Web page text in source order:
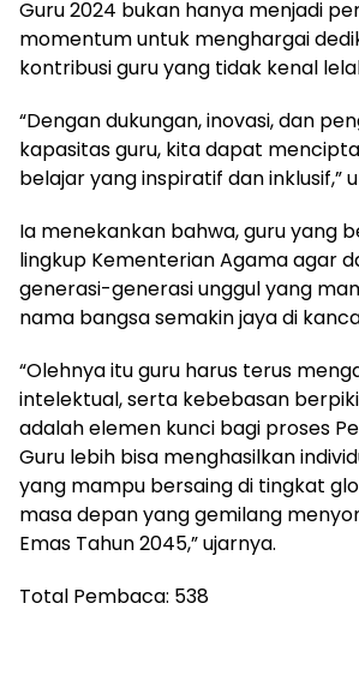
Guru 2024 bukan hanya menjadi
momentum untuk menghargai
kontribusi guru yang tidak kenal
“Dengan dukungan, inovasi, dan
kapasitas guru, kita dapat
belajar yang inspiratif dan inklusif,”
Ia menekankan bahwa, guru yang
lingkup Kementerian Agama agar
generasi-generasi unggul yang
nama bangsa semakin jaya di
“Olehnya itu guru harus terus
intelektual, serta kebebasan
adalah elemen kunci bagi proses
Guru lebih bisa menghasilkan
yang mampu bersaing di tingkat
masa depan yang gemilang
Emas Tahun 2045,” ujarnya.
Total Pembaca: 538